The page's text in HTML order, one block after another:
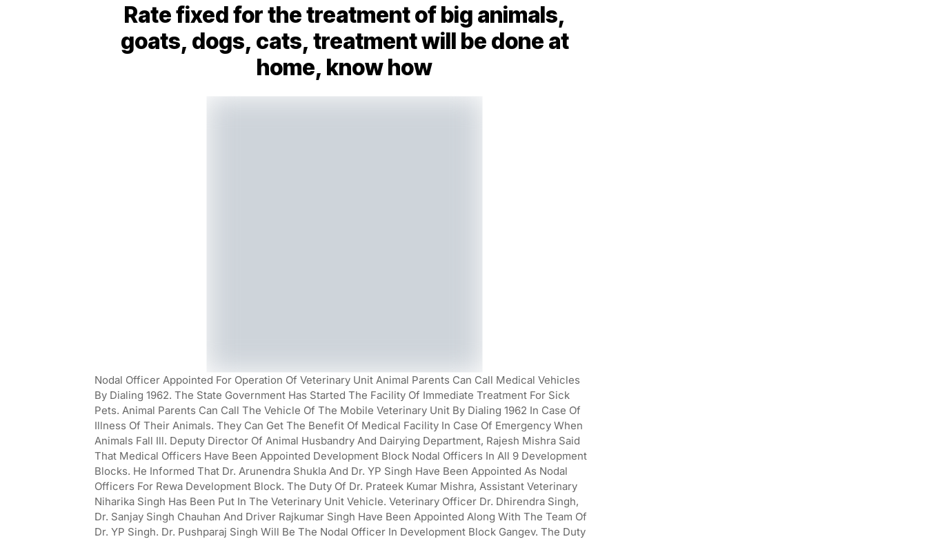
Rate fixed for the treatment of big animals,
goats, dogs, cats, treatment will be done at
home, know how
Nodal Officer Appointed For Operation Of Veterinary Unit Animal Parents Can Call Medical Vehicles
By Dialing 1962. The State Government Has Started The Facility Of Immediate Treatment For Sick
Pets. Animal Parents Can Call The Vehicle Of The Mobile Veterinary Unit By Dialing 1962 In Case Of
Illness Of Their Animals. They Can Get The Benefit Of Medical Facility In Case Of Emergency When
Animals Fall Ill. Deputy Director Of Animal Husbandry And Dairying Department, Rajesh Mishra Said
That Medical Officers Have Been Appointed Development Block Nodal Officers In All 9 Development
Blocks. He Informed That Dr. Arunendra Shukla And Dr. YP Singh Have Been Appointed As Nodal
Officers For Rewa Development Block. The Duty Of Dr. Prateek Kumar Mishra, Assistant Veterinary
Niharika Singh Has Been Put In The Veterinary Unit Vehicle. Veterinary Officer Dr. Dhirendra Singh,
Dr. Sanjay Singh Chauhan And Driver Rajkumar Singh Have Been Appointed Along With The Team Of
Dr. YP Singh. Dr. Pushparaj Singh Will Be The Nodal Officer In Development Block Gangev. The Duty